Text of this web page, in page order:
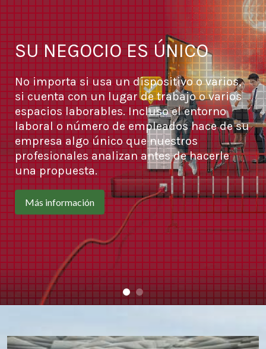
SU NEGOCIO ES ÚNICO
No importa si usa un dispositivo o varios,
si cuenta con un lugar de trabajo o varios
espacios laborables. Incluso el entorno
laboral o número de empleados hace de su
empresa algo único que nuestros
profesionales analizan antes de hacerle
una propuesta.
Más información